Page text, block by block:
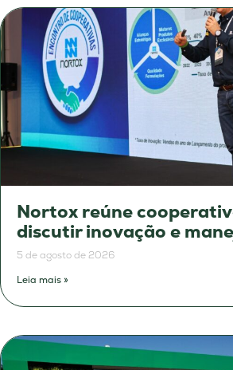
Nortox reúne
discutir inovação e
5 de agosto de 2026
Leia mais »